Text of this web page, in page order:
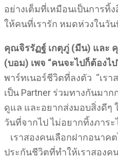
อย่างเต็มที่เหมือนเป็นการทิ้
ให้คนที่เรารัก หมดห่วงในวัน
คุณจิรรัฏฐ์ เกตุภู่ (มีน) และ
(บอม) เพจ “คนจะไปก็ต้องไป
พาร์ทเนอร์ชีวิตที่ลงตัว “เรา
เป็น Partner ร่วมทางกันมา
ดูแล และอยากส่งมอบสิ่งดีๆ
วันที่จากไป ไม่อยากทิ้งภาร
เราสองคนเลือกฝากอนาค
ประกันชีวิตที่ทำให้เราสอง